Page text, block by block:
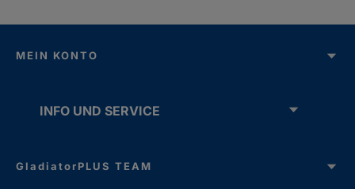
MEIN KONTO
INFO UND SERVICE
GladiatorPLUS TEAM